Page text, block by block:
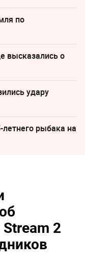
по
высказались о
удару
рыбака на
2